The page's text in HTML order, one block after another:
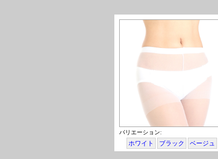
バリエーション:
ホワイト ブラック ベージュ